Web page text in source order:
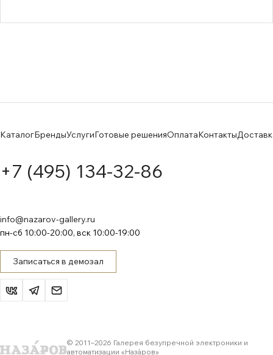
КаталогБрендыУслугиГотовые решенияОплатаКонтакты
+7 (495) 134-32-86
info@nazarov-gallery.ru
пн-сб 10:00-20:00, вск 10:00-19:00
Записаться в демозал
© 2011–2026 Галерея безупречной электроники и
автоматизации «Назáров»